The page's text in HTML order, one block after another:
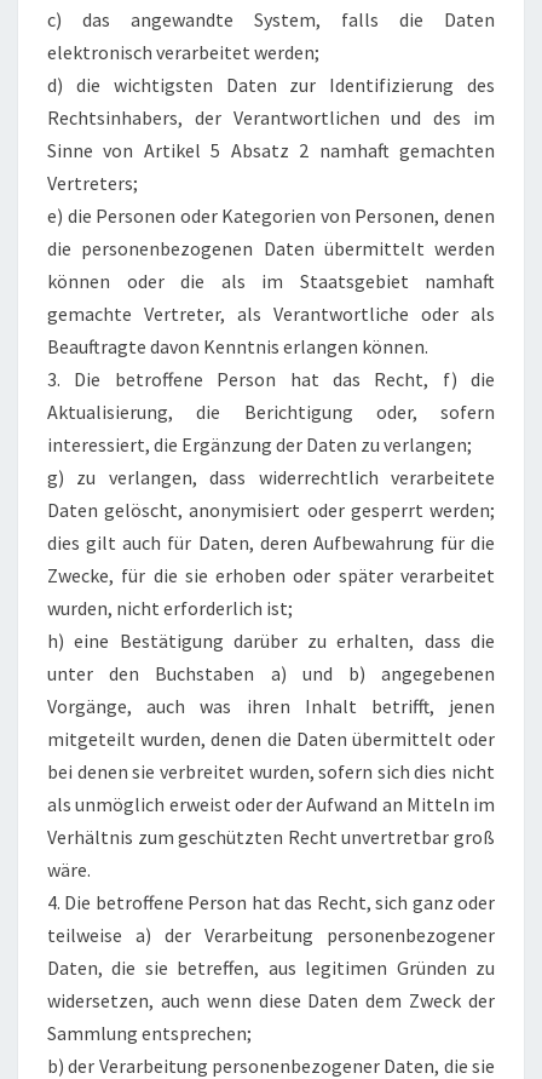
c) das angewandte System, falls die Daten
elektronisch verarbeitet werden;
d) die wichtigsten Daten zur Identifizierung des
Rechtsinhabers, der Verantwortlichen und des im
Sinne von Artikel 5 Absatz 2 namhaft gemachten
Vertreters;
e) die Personen oder Kategorien von Personen, denen
die personenbezogenen Daten übermittelt werden
können oder die als im Staatsgebiet namhaft
gemachte Vertreter, als Verantwortliche oder als
Beauftragte davon Kenntnis erlangen können.
3. Die betroffene Person hat das Recht, f) die
Aktualisierung, die Berichtigung oder, sofern
interessiert, die Ergänzung der Daten zu verlangen;
g) zu verlangen, dass widerrechtlich verarbeitete
Daten gelöscht, anonymisiert oder gesperrt werden;
dies gilt auch für Daten, deren Aufbewahrung für die
Zwecke, für die sie erhoben oder später verarbeitet
wurden, nicht erforderlich ist;
h) eine Bestätigung darüber zu erhalten, dass die
unter den Buchstaben a) und b) angegebenen
Vorgänge, auch was ihren Inhalt betrifft, jenen
mitgeteilt wurden, denen die Daten übermittelt oder
bei denen sie verbreitet wurden, sofern sich dies nicht
als unmöglich erweist oder der Aufwand an Mitteln im
Verhältnis zum geschützten Recht unvertretbar groß
wäre.
4. Die betroffene Person hat das Recht, sich ganz oder
teilweise a) der Verarbeitung personenbezogener
Daten, die sie betreffen, aus legitimen Gründen zu
widersetzen, auch wenn diese Daten dem Zweck der
Sammlung entsprechen;
b) der Verarbeitung personenbezogener Daten, die sie